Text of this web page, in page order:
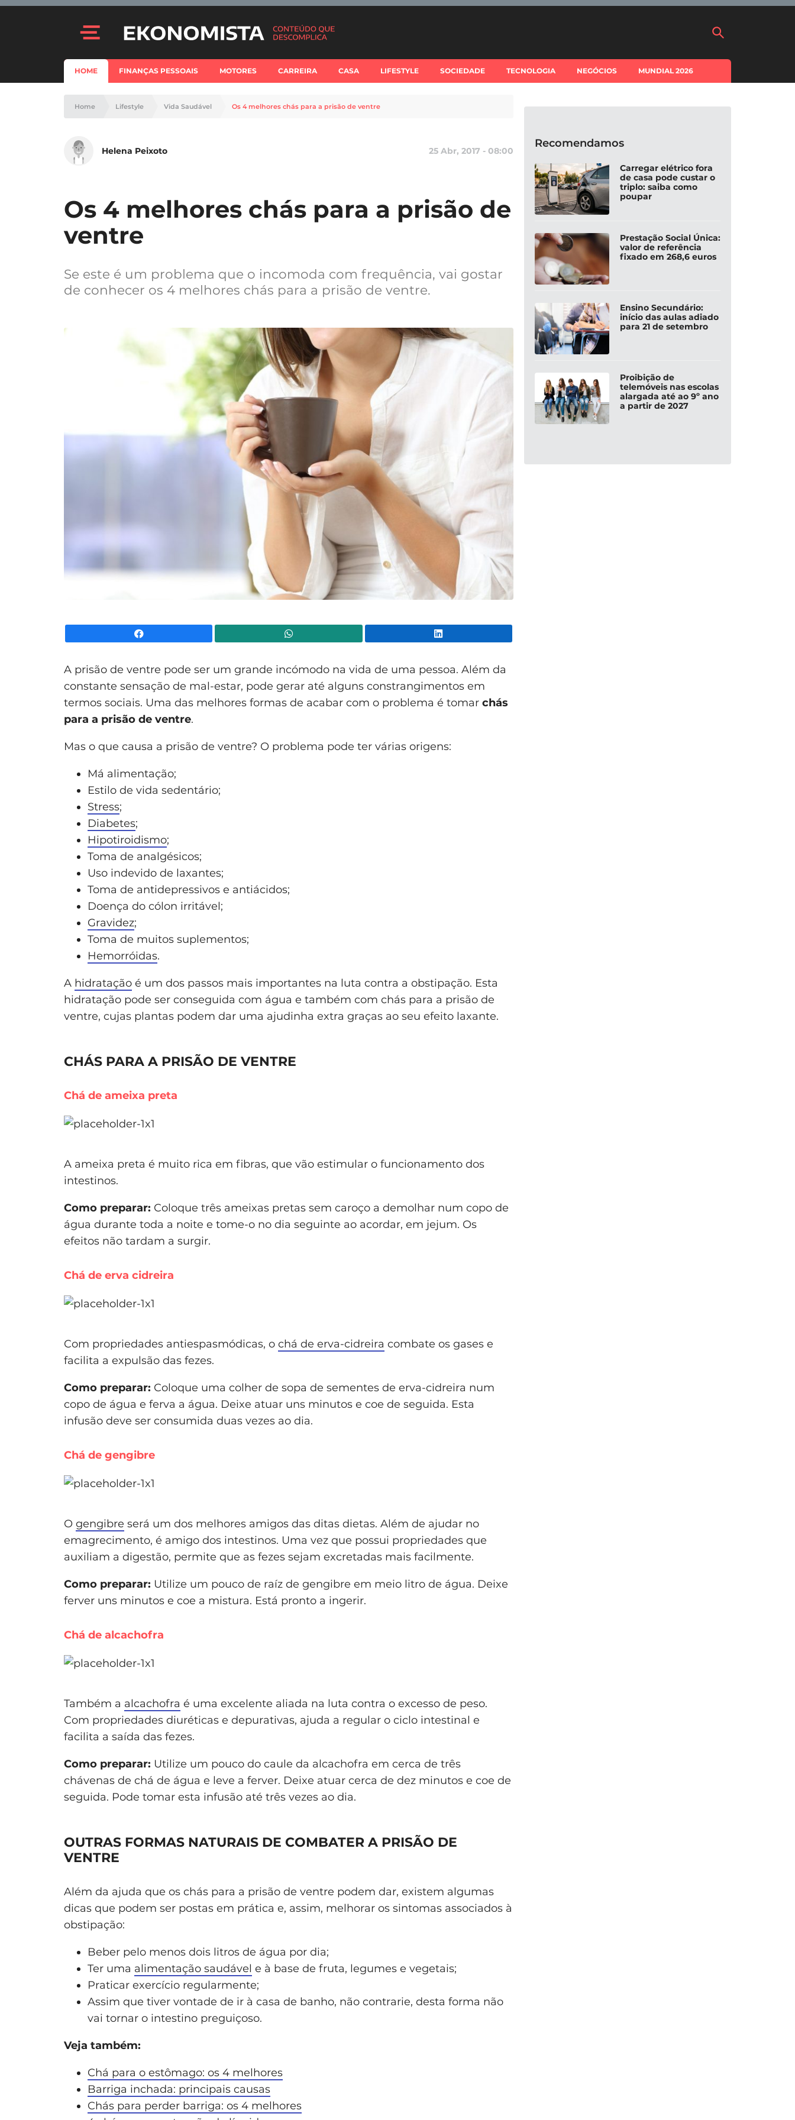
HOME FINANÇAS PESSOAIS MOTORES CARREIRA CASA LIFESTYLE SOCIEDADE TECNOLOGIA NEGÓCIOS MUNDIAL 2026
Home Lifestyle Vida Saudável Os 4 melhores chás para a prisão de ventre
Helena Peixoto 25 Abr, 2017 - 08:00
Os 4 melhores chás para a prisão de
ventre
Se este é um problema que o incomoda com frequência, vai gostar
de conhecer os 4 melhores chás para a prisão de ventre.
A prisão de ventre pode ser um grande incómodo na vida de uma pessoa. Além da
constante sensação de mal-estar, pode gerar até alguns constrangimentos em
termos sociais. Uma das melhores formas de acabar com o problema é tomar chás
para a prisão de ventre.
Mas o que causa a prisão de ventre? O problema pode ter várias origens:
Má alimentação;
Estilo de vida sedentário;
Stress;
Diabetes;
Hipotiroidismo;
Toma de analgésicos;
Uso indevido de laxantes;
Toma de antidepressivos e antiácidos;
Doença do cólon irritável;
Gravidez;
Toma de muitos suplementos;
Hemorróidas.
A hidratação é um dos passos mais importantes na luta contra a obstipação. Esta
hidratação pode ser conseguida com água e também com chás para a prisão de
ventre, cujas plantas podem dar uma ajudinha extra graças ao seu efeito laxante.
CHÁS PARA A PRISÃO DE VENTRE
Chá de ameixa preta
A ameixa preta é muito rica em fibras, que vão estimular o funcionamento dos
intestinos.
Como preparar: Coloque três ameixas pretas sem caroço a demolhar num copo de
água durante toda a noite e tome-o no dia seguinte ao acordar, em jejum. Os
efeitos não tardam a surgir.
Chá de erva cidreira
Com propriedades antiespasmódicas, o chá de erva-cidreira combate os gases e
facilita a expulsão das fezes.
Como preparar: Coloque uma colher de sopa de sementes de erva-cidreira num
copo de água e ferva a água. Deixe atuar uns minutos e coe de seguida. Esta
infusão deve ser consumida duas vezes ao dia.
Chá de gengibre
O gengibre será um dos melhores amigos das ditas dietas. Além de ajudar no
emagrecimento, é amigo dos intestinos. Uma vez que possui propriedades que
auxiliam a digestão, permite que as fezes sejam excretadas mais facilmente.
Como preparar: Utilize um pouco de raíz de gengibre em meio litro de água. Deixe
ferver uns minutos e coe a mistura. Está pronto a ingerir.
Chá de alcachofra
Também a alcachofra é uma excelente aliada na luta contra o excesso de peso.
Com propriedades diuréticas e depurativas, ajuda a regular o ciclo intestinal e
facilita a saída das fezes.
Como preparar: Utilize um pouco do caule da alcachofra em cerca de três
chávenas de chá de água e leve a ferver. Deixe atuar cerca de dez minutos e coe de
seguida. Pode tomar esta infusão até três vezes ao dia.
OUTRAS FORMAS NATURAIS DE COMBATER A PRISÃO DE
VENTRE
Além da ajuda que os chás para a prisão de ventre podem dar, existem algumas
dicas que podem ser postas em prática e, assim, melhorar os sintomas associados à
obstipação:
Beber pelo menos dois litros de água por dia;
Ter uma alimentação saudável e à base de fruta, legumes e vegetais;
Praticar exercício regularmente;
Assim que tiver vontade de ir à casa de banho, não contrarie, desta forma não
vai tornar o intestino preguiçoso.
Veja também:
Chá para o estômago: os 4 melhores
Barriga inchada: principais causas
Chás para perder barriga: os 4 melhores
Recomendamos
Carregar elétrico fora
de casa pode custar o
triplo: saiba como
poupar
Prestação Social Única:
valor de referência
fixado em 268,6 euros
Ensino Secundário:
início das aulas adiado
para 21 de setembro
Proibição de
telemóveis nas escolas
alargada até ao 9º ano
a partir de 2027